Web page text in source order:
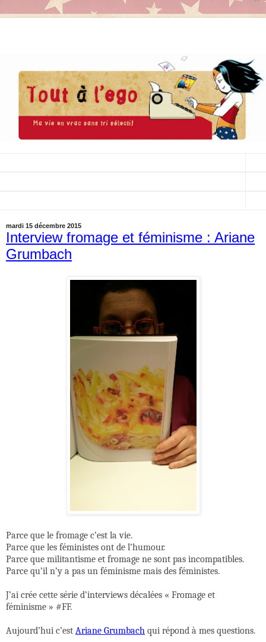
mardi 15 décembre 2015
Interview fromage et féminisme : Ariane
Grumbach
Parce que le fromage c’est la vie.
Parce que les féministes ont de l’humour.
Parce que militantisme et fromage ne sont pas incompatibles.
Parce qu’il n’y a pas un féminisme mais des féministes.
J’ai crée cette série d’interviews décalées « Fromage et
féminisme » #FF.
Aujourd’hui c’est Ariane Grumbach qui répond à mes questions.